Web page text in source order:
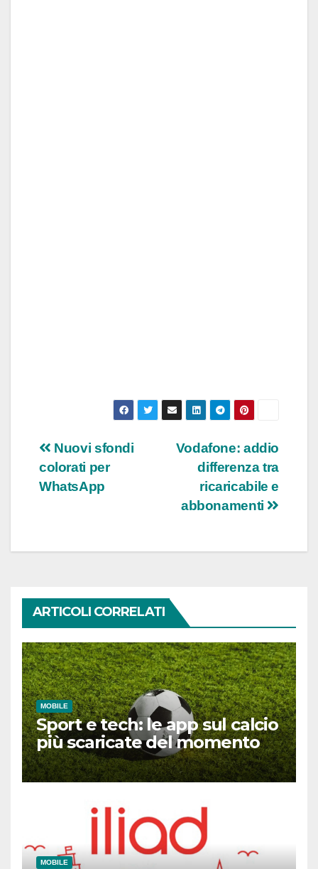
Navigazione
articoli
Vodafone: addio
differenza tra
ricaricabile e
abbonamenti
Nuovi sfondi
colorati per
WhatsApp
ARTICOLI CORRELATI
MOBILE
Sport e tech: le app sul calcio
più scaricate del momento
MOBILE